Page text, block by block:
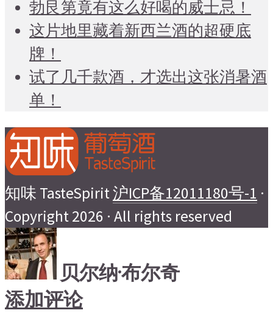
勃艮第竟有这么好喝的威士忌！
这片地里藏着新西兰酒的超硬底
牌！
试了几千款酒，才选出这张消暑酒
单！
知味 TasteSpirit沪ICP备12011180号-1 ·
Copyright 2026 · All rights reserved
贝尔纳·布尔奇
添加评论